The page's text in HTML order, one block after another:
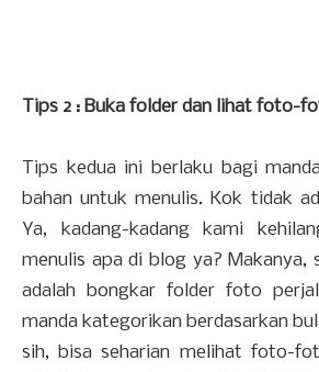
Tips 2 : Buka folder dan lihat foto-
Tips kedua ini berlaku bagi
bahan untuk menulis. Kok tidak
Ya, kadang-kadang kami
menulis apa di blog ya? Makanya,
adalah bongkar folder foto
manda kategorikan berdasarkan
sih, bisa seharian melihat foto-